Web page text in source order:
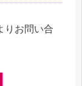
りお問い合